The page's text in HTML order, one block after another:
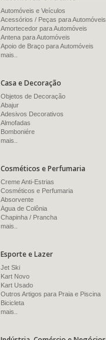
Automóveis e Veículos
Acessórios / Peças para Automóveis
Amortecedor para Automóveis
Antena para Automóveis
Apoio de Braço para Automóveis
mais..
Casa e Decoração
Objetos de Decoração
Abajur
Adesivos Decorativos
Almofadas
Bomboniére
mais..
Cosméticos e Perfumaria
Creme Anti-Estrias
Cosméticos e Perfumaria
Absorvente
Água de Colônia
Chapinha / Prancha
mais..
Esporte e Lazer
Jet Ski
Kart Novo
Kart Usado
Outros Artigos para Praia e Piscina
Bicicleta
mais..